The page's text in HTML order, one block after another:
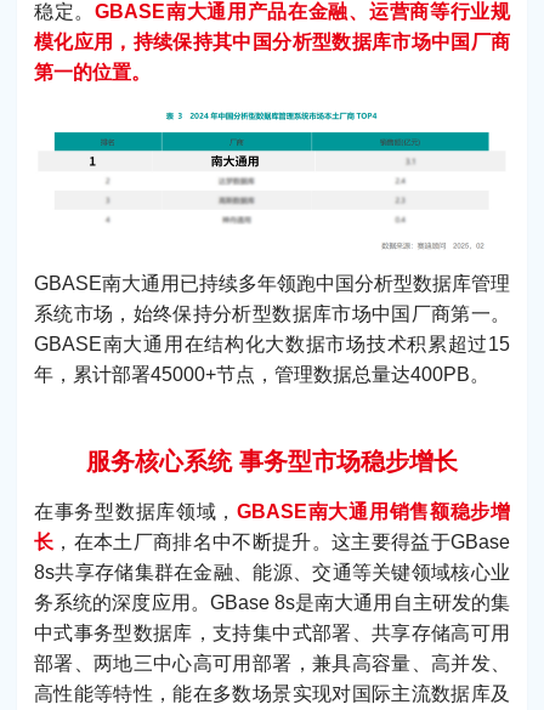
稳定。GBASE南大通用产品在金融、运营商等行业规
模化应用，持续保持其中国分析型数据库市场中国厂商
第一的位置。
GBASE南大通用已持续多年领跑中国分析型数据库管理
系统市场，始终保持分析型数据库市场中国厂商第一。
GBASE南大通用在结构化大数据市场技术积累超过15
年，累计部署45000+节点，管理数据总量达400PB。
服务核心系统 事务型市场稳步增长
在事务型数据库领域， GBASE南大通用销售额稳步增
长 ，在本土厂商排名中不断提升。这主要得益于GBase
8s共享存储集群在金融、能源、交通等关键领域核心业
务系统的深度应用。GBase 8s是南大通用自主研发的集
中式事务型数据库，支持集中式部署、共享存储高可用
部署、两地三中心高可用部署，兼具高容量、高并发、
高性能等特性，能在多数场景实现对国际主流数据库及